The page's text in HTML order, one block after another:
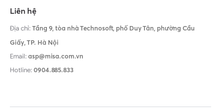
Liên hệ
Địa chỉ:Tầng 9, tòa nhà Technosoft, phố Duy Tân, phường Cầu
Giấy,TP. Hà Nội
Email:asp@misa.com.vn
Hotline:0904.885.833